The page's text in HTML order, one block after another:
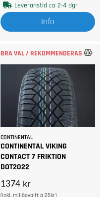
Leveranstid ca 2-4 dgr
Info
BRA VAL / REKOMMENDERAS
CONTINENTAL
CONTINENTAL VIKING
CONTACT 7 FRIKTION
DOT2022
1374 kr
(inkl. miljöavgift á 25kr)